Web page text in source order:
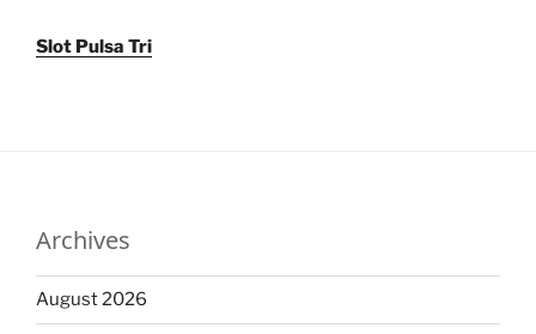
Slot Pulsa Tri
Archives
August 2026